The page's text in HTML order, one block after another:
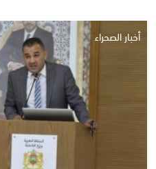
أخبار الصحراء